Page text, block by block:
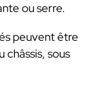
ou serre.
peuvent être
châssis, sous